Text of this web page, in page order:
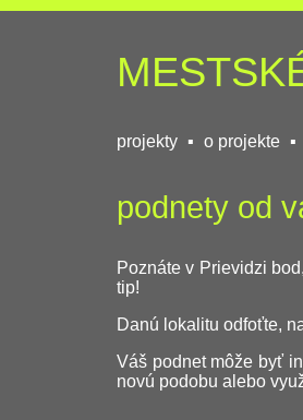
projekty ▪ o projekte ▪
podnety od
Poznáte v Prievidzi
tip!
Danú lokalitu odfoťte,
Váš podnet môže byť
novú podobu alebo